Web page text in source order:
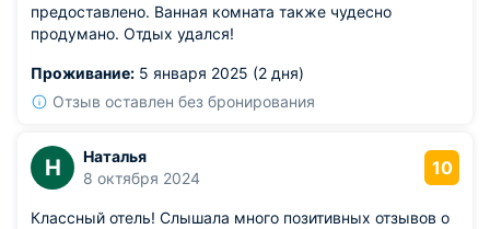
предоставлено. Ванная комната также чудесно
продумано. Отдых удался!
Проживание: 5 января 2025 (2 дня)
Отзыв оставлен без бронирования
Н
Наталья
8 октября 2024
10
Классный отель! Слышала много позитивных отзывов о